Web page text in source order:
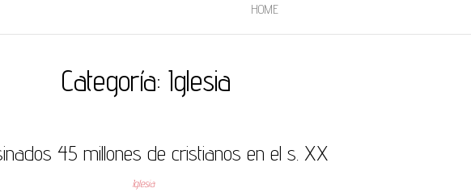
HOME
Categoría:Iglesia
45 millones de cristianos en el s. XX
Iglesia